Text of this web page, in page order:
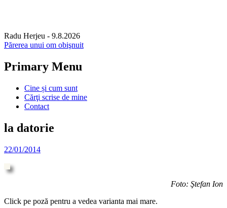
Radu Herjeu - 9.8.2026
Părerea unui om obişnuit
Primary Menu
Skip
content
Cine și cum sunt
Cărţi scrise de mine
Contact
la datorie
22/01/2014
Foto: Ştefan Ion
Click pe poză pentru a vedea varianta mai mare.